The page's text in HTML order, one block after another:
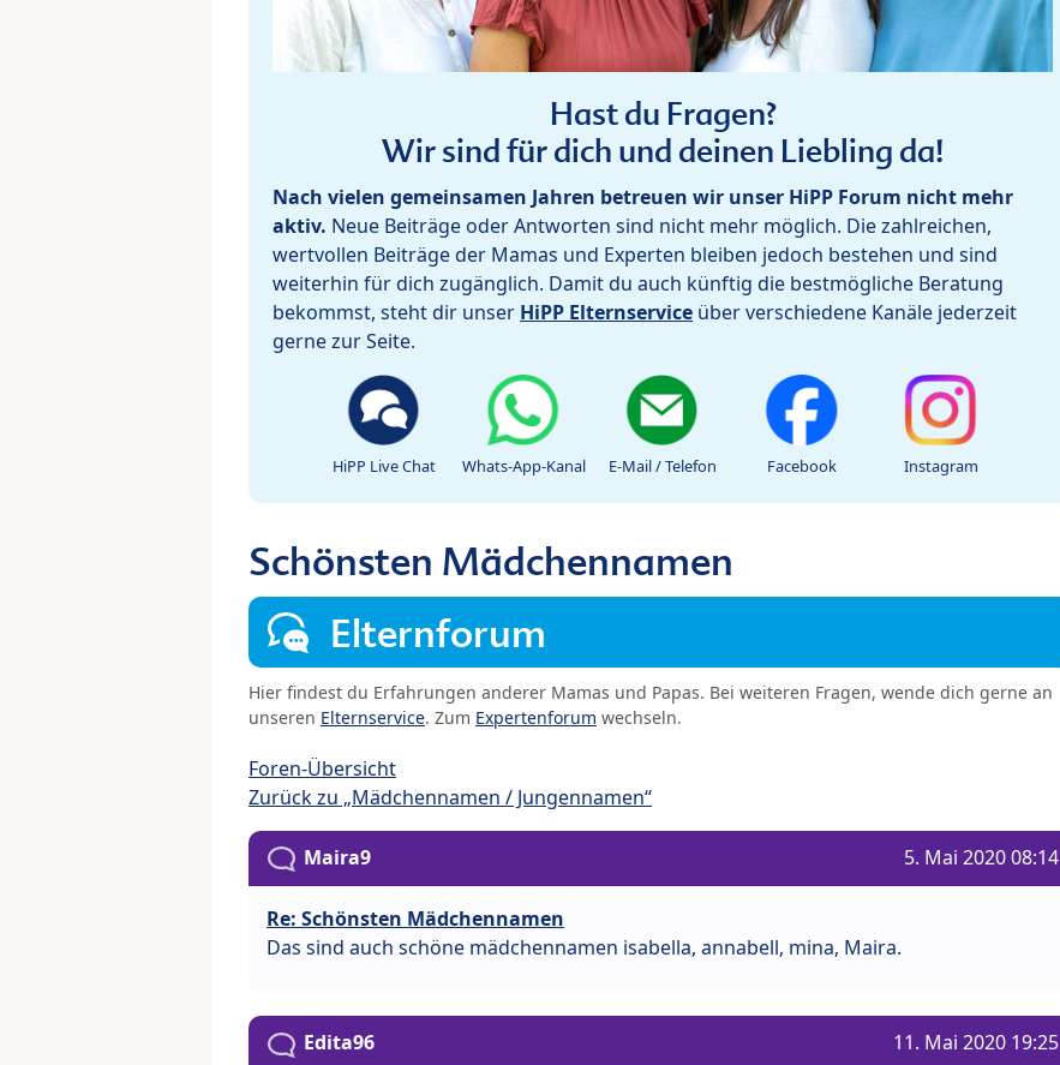
Hast du Fragen?
Wir sind für dich und deinen Liebling da!
Nach vielen gemeinsamen Jahren betreuen wir unser HiPP Forum nicht mehr
aktiv. Neue Beiträge oder Antworten sind nicht mehr möglich. Die zahlreichen,
wertvollen Beiträge der Mamas und Experten bleiben jedoch bestehen und sind
weiterhin für dich zugänglich. Damit du auch künftig die bestmögliche Beratung
bekommst, steht dir unser HiPP Elternservice über verschiedene Kanäle jederzeit
gerne zur Seite.
HiPP Live Chat Whats-App-Kanal E-Mail / Telefon Facebook Instagram
Schönsten Mädchennamen
Elternforum
Hier findest du Erfahrungen anderer Mamas und Papas. Bei weiteren Fragen, wende dich gerne an
unseren Elternservice. Zum Expertenforum wechseln.
Foren-Übersicht
Zurück zu „Mädchennamen / Jungennamen“
Maira9 5. Mai 2020 08:14
Re: Schönsten Mädchennamen
Das sind auch schöne mädchennamen isabella, annabell, mina, Maira.
Edita96 11. Mai 2020 19:25